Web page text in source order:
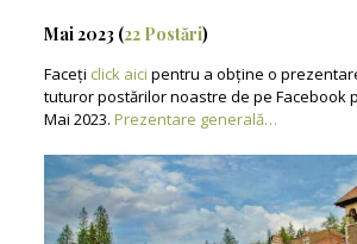
Mai 2023 (22 Postări)
Faceți click aici pentru a obține o
tuturor postărilor noastre de pe Facebook
Mai 2023. Prezentare generală…